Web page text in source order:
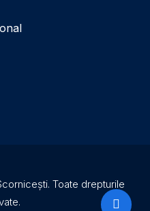
Toate drepturile